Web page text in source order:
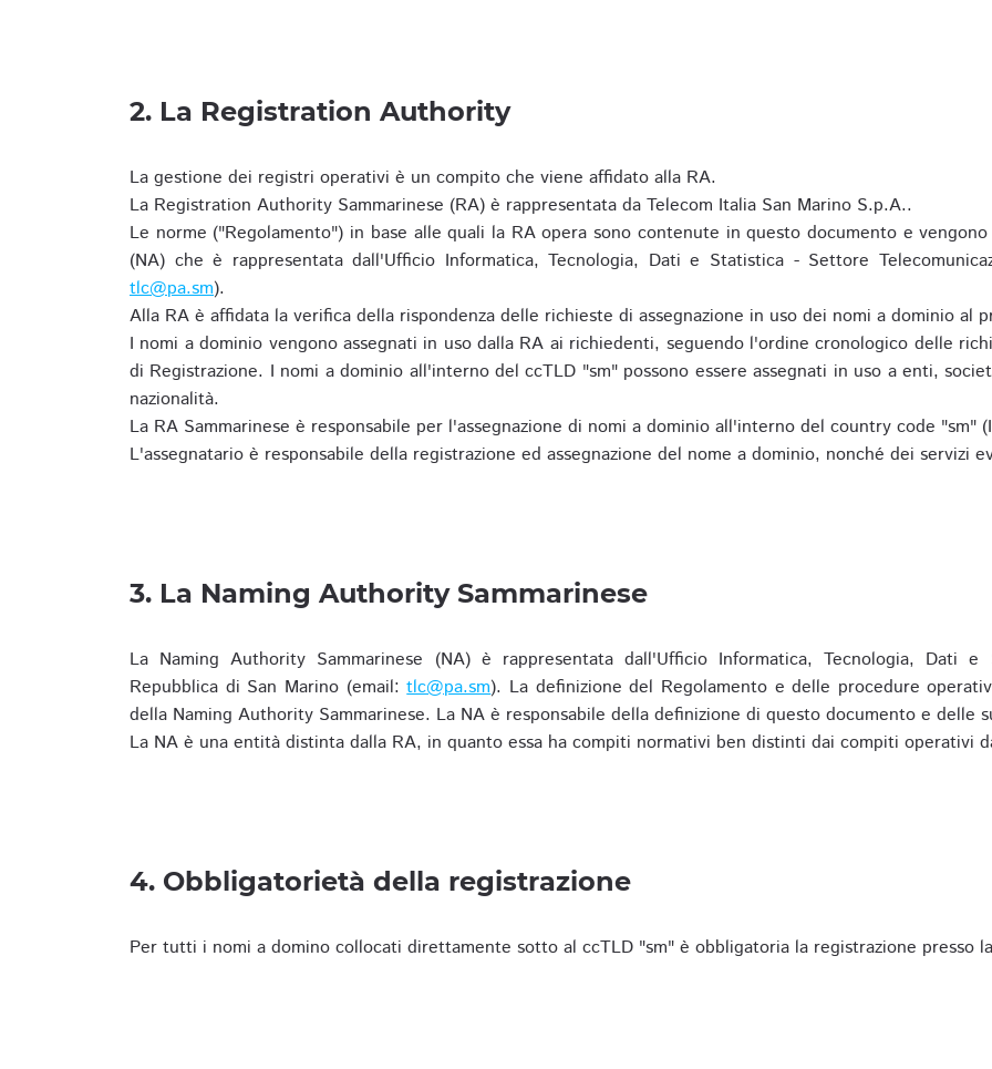
2. La Registration Authority
La gestione dei registri operativi è un compito che viene affidato alla RA.
La Registration Authority Sammarinese (RA) è rappresentata da Telecom Italia San Marino S.p.A..
Le norme ("Regolamento") in base alle quali la RA opera sono contenute in questo documento e
(NA) che è rappresentata dall'Ufficio Informatica, Tecnologia, Dati e Statistica - Settore
tlc@pa.sm).
Alla RA è affidata la verifica della rispondenza delle richieste di assegnazione in uso dei nomi a dominio al
I nomi a dominio vengono assegnati in uso dalla RA ai richiedenti, seguendo l'ordine cronologico delle
di Registrazione. I nomi a dominio all'interno del ccTLD "sm" possono essere assegnati in uso a enti,
nazionalità.
La RA Sammarinese è responsabile per l'assegnazione di nomi a dominio all'interno del country code "sm"
L'assegnatario è responsabile della registrazione ed assegnazione del nome a dominio, nonché dei servizi
3. La Naming Authority Sammarinese
La Naming Authority Sammarinese (NA) è rappresentata dall'Ufficio Informatica, Tecnologia, Dati
Repubblica di San Marino (email:tlc@pa.sm). La definizione del Regolamento e delle procedure
della Naming Authority Sammarinese. La NA è responsabile della definizione di questo documento e delle
La NA è una entità distinta dalla RA, in quanto essa ha compiti normativi ben distinti dai compiti operativi
4. Obbligatorietà della registrazione
Per tutti i nomi a domino collocati direttamente sotto al ccTLD "sm" è obbligatoria la registrazione presso